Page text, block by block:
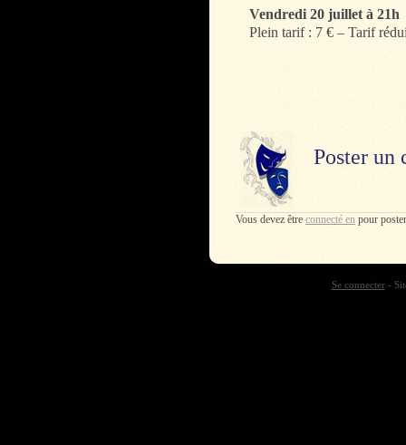
Vendredi 20 juillet à 21h
Plein tarif : 7 € – Tarif
Poster un
Vous devez être connecté en pour
Se connecter-